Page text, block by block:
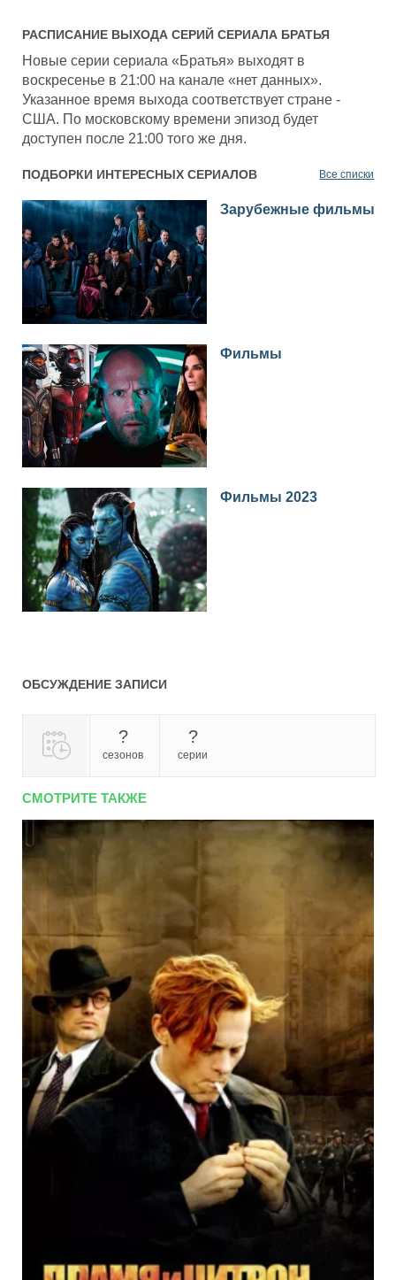
РАСПИСАНИЕ ВЫХОДА СЕРИЙ СЕРИАЛА БРАТЬЯ
Новые серии сериала «Братья» выходят в
воскресенье в 21:00 на канале «нет данных».
Указанное время выхода соответствует стране -
США. По московскому времени эпизод будет
доступен после 21:00 того же дня.
ПОДБОРКИ ИНТЕРЕСНЫХ СЕРИАЛОВ Все списки
Зарубежные фильмы
Фильмы
Фильмы 2023
ОБСУЖДЕНИЕ ЗАПИСИ
?
сезонов
?
серии
СМОТРИТЕ ТАКЖЕ